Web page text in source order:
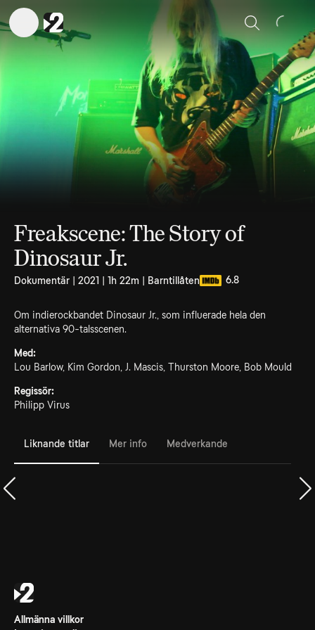
Sök
Freakscene: The Story of
Dinosaur Jr.
Dokumentär | 2021 | 1h 22m | Barntillåten 6.8
Om indierockbandet Dinosaur Jr., som influerade hela den
alternativa 90-talsscenen.
Med:
Lou Barlow, Kim Gordon, J. Mascis, Thurston Moore, Bob Mould
Regissör:
Philipp Virus
Liknande titlar Mer info Medverkande
Allmänna villkor